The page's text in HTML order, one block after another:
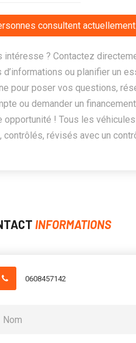
consultent
intéresse ? Contactez
d’informations ou planifier un
pour poser vos questions,
ou demander un
opportunité ! Tous les
contrôlés, révisés avec un
INFORMATIONS
0608457142